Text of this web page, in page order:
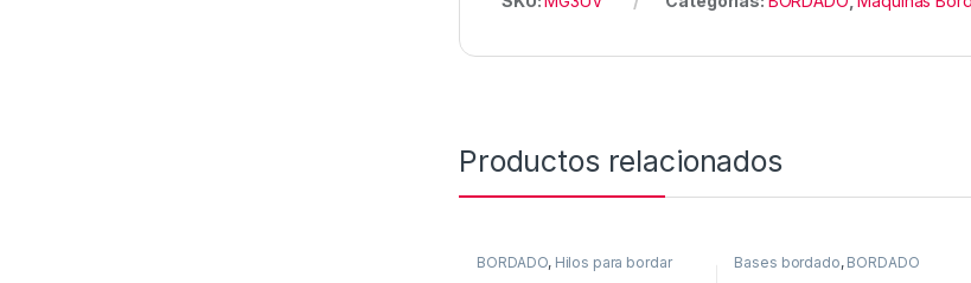
Productos relacionados
BORDADO, Hilos para bordar Bases bordado, BORDADO